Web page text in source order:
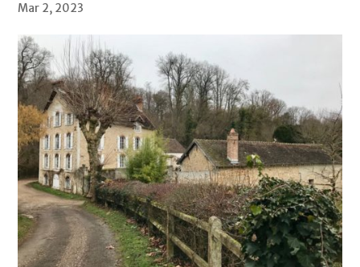
Mar 2, 2023